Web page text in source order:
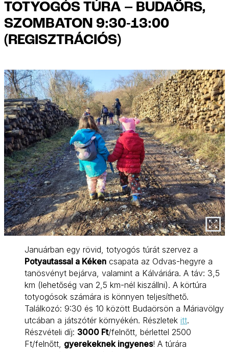
TOTYOGÓS TÚRA – BUDAÖRS,
SZOMBATON 9:30-13:00
(REGISZTRÁCIÓS)
Januárban egy rövid, totyogós túrát szervez a
Potyautassal a Kéken csapata az Odvas-hegyre a
tanösvényt bejárva, valamint a Kálváriára. A táv: 3,5
km (lehetőség van 2,5 km-nél kiszállni). A körtúra
totyogósok számára is könnyen teljesíthető.
Találkozó: 9:30 és 10 között Budaörsön a Máriavölgy
utcában a játszótér környékén. Részletek itt.
Részvételi díj: 3000 Ft/felnőtt, bérlettel 2500
Ft/felnőtt, gyerekeknek ingyenes! A túrára